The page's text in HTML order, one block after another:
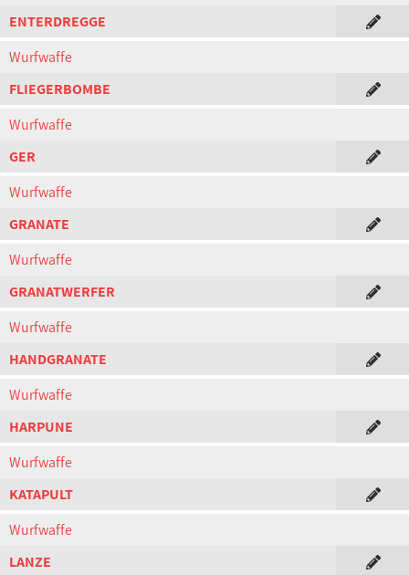
ENTERDREGGE
Wurfwaffe
FLIEGERBOMBE
Wurfwaffe
GER
Wurfwaffe
GRANATE
Wurfwaffe
GRANATWERFER
Wurfwaffe
HANDGRANATE
Wurfwaffe
HARPUNE
Wurfwaffe
KATAPULT
Wurfwaffe
LANZE